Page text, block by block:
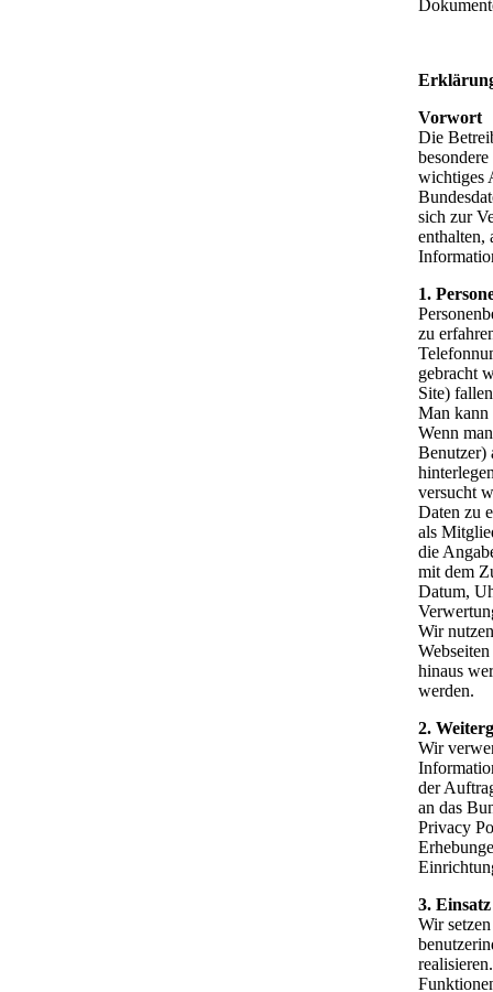
Vorwort
Die
wichtiges
sich zur
enthalten,
1.
zu
gebracht
Site)
Man kann
Wenn
Benutzer)
versucht
Daten zu
als
die
mit dem
Datum,
Wir
hinaus
werden.
2.
Wir
der
an das
Privacy
3.
Wir